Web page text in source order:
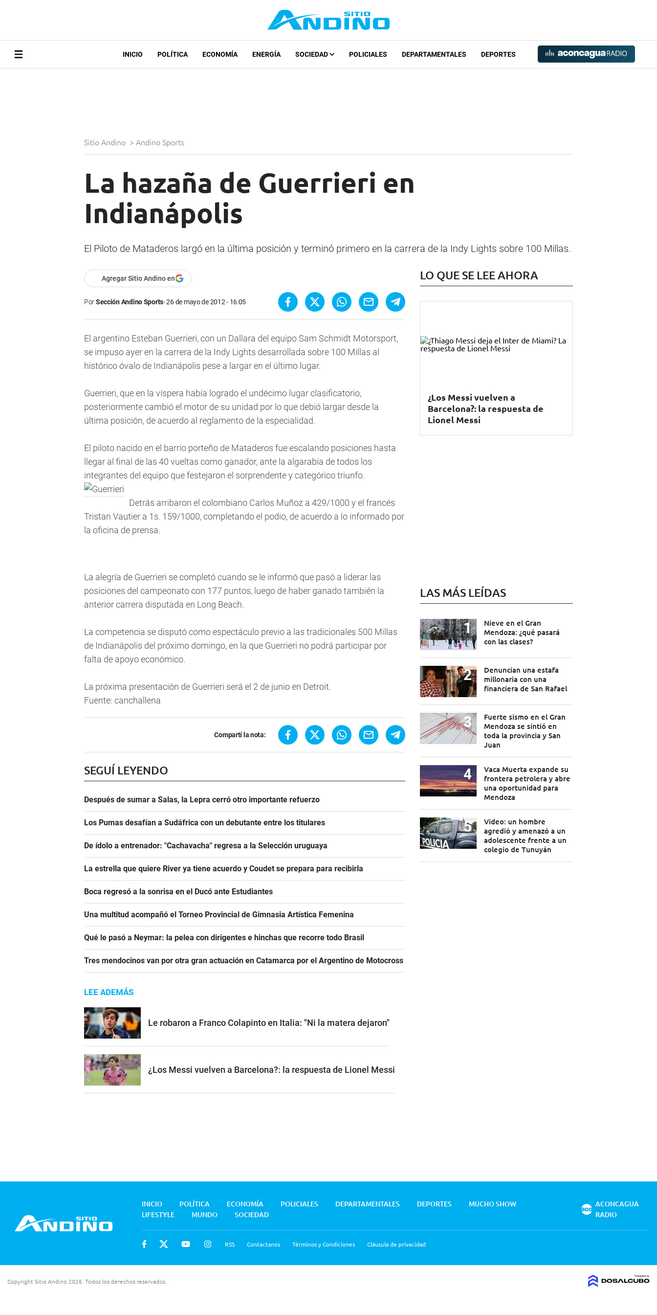
INICIO POLÍTICA ECONOMÍA ENERGÍA SOCIEDAD POLICIALES DEPARTAMENTALES DEPORTES
Sitio Andino > Andino Sports
La hazaña de Guerrieri en
Indianápolis
El Piloto de Mataderos largó en la última posición y terminó primero en la carrera de la Indy Lights sobre 100 Millas.
Agregar Sitio Andino en
PorSección Andino Sports 26 de mayo de 2012 - 16:05
El argentino Esteban Guerrieri, con un Dallara del equipo Sam Schmidt Motorsport,
se impuso ayer en la carrera de la Indy Lights desarrollada sobre 100 Millas al
histórico óvalo de Indianápolis pese a largar en el último lugar.
Guerrieri, que en la víspera había logrado el undécimo lugar clasificatorio,
posteriormente cambió el motor de su unidad por lo que debió largar desde la
última posición, de acuerdo al reglamento de la especialidad.
El piloto nacido en el barrio porteño de Mataderos fue escalando posiciones hasta
llegar al final de las 40 vueltas como ganador, ante la algarabía de todos los
integrantes del equipo que festejaron el sorprendente y categórico triunfo.
Detrás arribaron el colombiano Carlos Muñoz a 429/1000 y el francés
Tristan Vautier a 1s. 159/1000, completando el podio, de acuerdo a lo informado por
la oficina de prensa.
La alegría de Guerrieri se completó cuando se le informó que pasó a liderar las
posiciones del campeonato con 177 puntos, luego de haber ganado también la
anterior carrera disputada en Long Beach.
La competencia se disputó como espectáculo previo a las tradicionales 500 Millas
de Indianápolis del próximo domingo, en la que Guerrieri no podrá participar por
falta de apoyo económico.
La próxima presentación de Guerrieri será el 2 de junio en Detroit.
Fuente: canchallena
Compartí la nota:
SEGUÍ LEYENDO
Después de sumar a Salas, la Lepra cerró otro importante refuerzo
Los Pumas desafían a Sudáfrica con un debutante entre los titulares
De ídolo a entrenador: "Cachavacha" regresa a la Selección uruguaya
La estrella que quiere River ya tiene acuerdo y Coudet se prepara para recibirla
Boca regresó a la sonrisa en el Ducó ante Estudiantes
Una multitud acompañó el Torneo Provincial de Gimnasia Artística Femenina
Qué le pasó a Neymar: la pelea con dirigentes e hinchas que recorre todo Brasil
Tres mendocinos van por otra gran actuación en Catamarca por el Argentino de Motocross
LEE ADEMÁS
Le robaron a Franco Colapinto en Italia: "Ni la matera dejaron"
¿Los Messi vuelven a Barcelona?: la respuesta de Lionel Messi
LO QUE SE LEE AHORA
¿Los Messi vuelven a
Barcelona?: la respuesta de
Lionel Messi
LAS MÁS LEÍDAS
Nieve en el Gran
Mendoza: ¿qué pasará
con las clases?
Denuncian una estafa
millonaria con una
financiera de San Rafael
Fuerte sismo en el Gran
Mendoza se sintió en
toda la provincia y San
Juan
Vaca Muerta expande su
frontera petrolera y abre
una oportunidad para
Mendoza
Video: un hombre
agredió y amenazó a un
adolescente frente a un
colegio de Tunuyán
INICIO POLÍTICA ECONOMÍA POLICIALES DEPARTAMENTALES DEPORTES
MUCHO SHOW
LIFESTYLE
MUNDO SOCIEDAD
RSS Contactanos Términos y Condiciones Cláusula de privacidad
ACONCAGUA
RADIO
Copyright Sitio Andino 2026. Todos los derechos reservados.